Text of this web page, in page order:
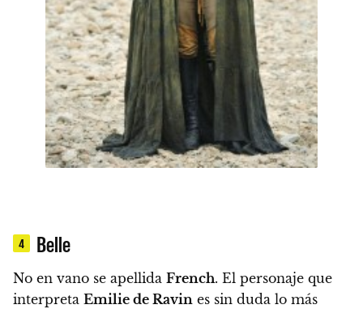
4 Belle
No en vano se apellida French. El personaje que
interpreta Emilie de Ravin es sin duda lo más